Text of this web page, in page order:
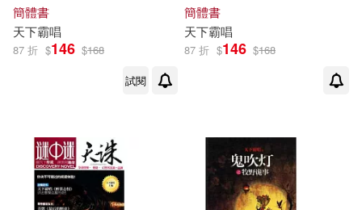
簡體書
天下霸唱
87 折 $146 $168
試閱
簡體書
天下霸唱
87 折 $146 $168